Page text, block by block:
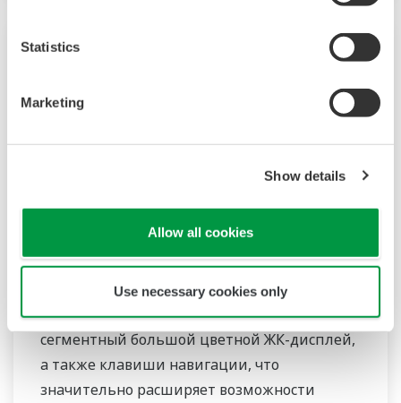
Statistics
Marketing
Show details
Allow all cookies
Use necessary cookies only
В температурных контроллерах UT35A и
UT32A используется легко читаемый 14-
сегментный большой цветной ЖК-дисплей,
а также клавиши навигации, что
значительно расширяет возможности